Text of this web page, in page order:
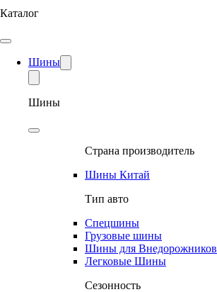
Каталог
Шины
Шины
Страна производитель
Шины Китай
Тип авто
Спецшины
Грузовые шины
Шины для Внедорожников
Легковые Шины
Сезонность